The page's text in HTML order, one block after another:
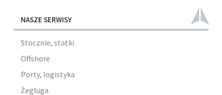
NASZE SERWISY
Stocznie, statki
Offshore
Porty, logistyka
Żegluga